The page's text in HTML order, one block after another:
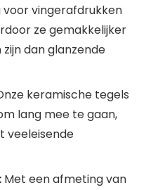
voor vingerafdrukken
ze gemakkelijker
dan glanzende
keramische tegels
lang mee te gaan,
veeleisende
Met een afmeting van